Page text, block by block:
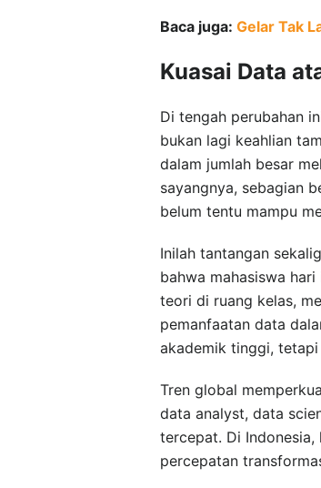
Baca juga: Gelar Tak
Kuasai Data
Di tengah perubahan
bukan lagi keahlian
dalam jumlah besar
sayangnya, sebagian
belum tentu mampu
Inilah tantangan
bahwa mahasiswa
teori di ruang kelas,
pemanfaatan data
akademik tinggi,
Tren global
data analyst, data
tercepat. Di
percepatan